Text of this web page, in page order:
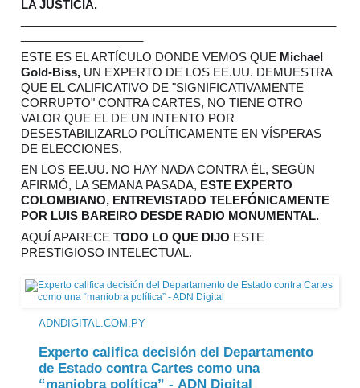
LA JUSTICIA.
ESTE ES EL ARTÍCULO DONDE VEMOS QUE Michael
Gold-Biss, UN EXPERTO DE LOS EE.UU. DEMUESTRA
QUE EL CALIFICATIVO DE "SIGNIFICATIVAMENTE
CORRUPTO" CONTRA CARTES, NO TIENE OTRO
DESESTABILIZARLO POLÍTICAMENTE EN VÍSPERAS
DE ELECCIONES.
EN LOS EE.UU. NO HAY NADA CONTRA ÉL, SEGÚN
AFIRMÓ, LA SEMANA PASADA, ESTE EXPERTO
COLOMBIANO, ENTREVISTADO TELEFÓNICAMENTE
POR LUIS BAREIRO DESDE RADIO MONUMENTAL.
AQUÍ APARECE TODO LO QUE DIJO ESTE
PRESTIGIOSO INTELECTUAL.
ADNDIGITAL.COM.PY
Experto califica decisión del Departamento
de Estado contra Cartes como una
“maniobra política” - ADN Digital